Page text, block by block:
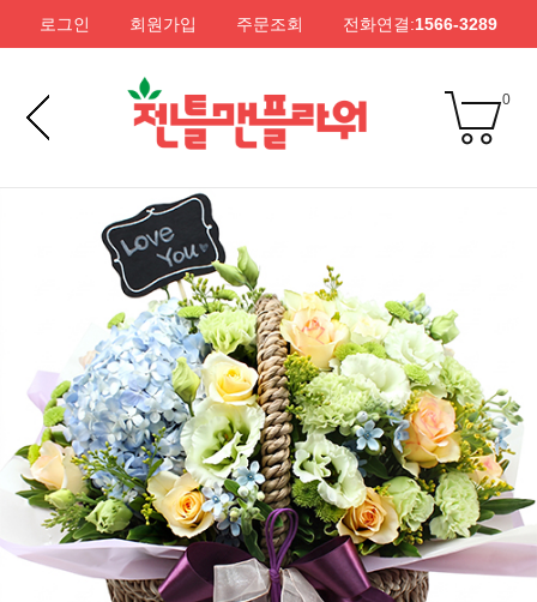
로그인 회원가입 주문조회 전화연결:1566-3289
0